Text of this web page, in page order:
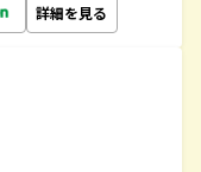
詳細を見る